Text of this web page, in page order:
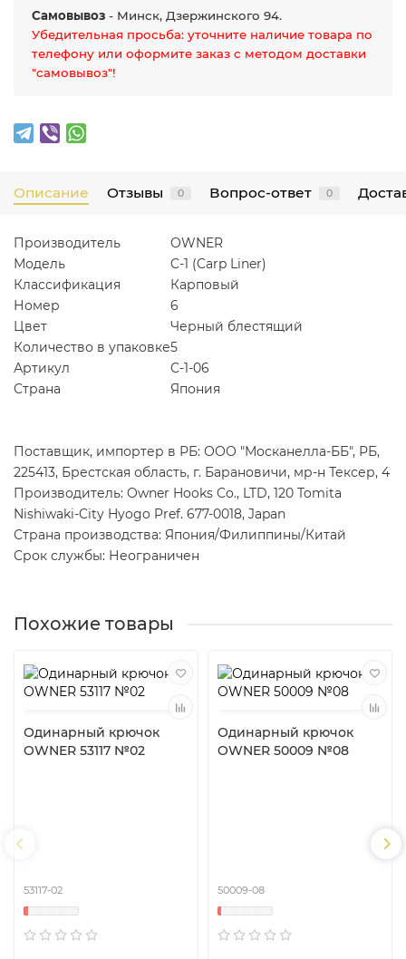
Самовывоз - Минск, Дзержинского 94.
Убедительная просьба: уточните наличие товара по
телефону или оформите заказ с методом доставки
"самовывоз"!
Описание Отзывы 0 Вопрос-ответ 0
Производитель
OWNER
Модель
C-1 (Carp Liner)
Классификация
Карповый
Номер
6
Цвет
Черный блестящий
Количество в упаковке5
Артикул
C-1-06
Страна
Япония
Поставщик, импортер в РБ: ООО "Москанелла-ББ", РБ,
225413, Брестская область, г. Барановичи, мр-н Тексер, 4
Производитель: Owner Hooks Co., LTD, 120 Tomita
Nishiwaki-City Hyogo Pref. 677-0018, Japan
Страна производства: Япония/Филиппины/Китай
Срок службы: Неограничен
Похожие товары
Одинарный крючок
OWNER 53117 №02
53117-02
Одинарный крючок
OWNER 50009 №08
50009-08